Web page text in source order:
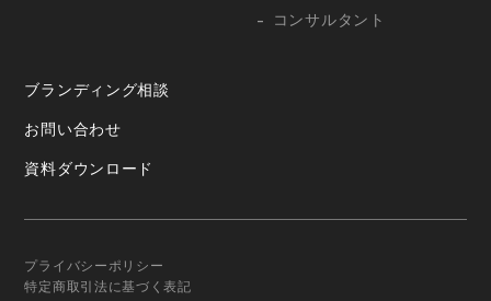
コンサルタント
ブランディング相談
お問い合わせ
資料ダウンロード
プライバシーポリシー
特定商取引法に基づく表記